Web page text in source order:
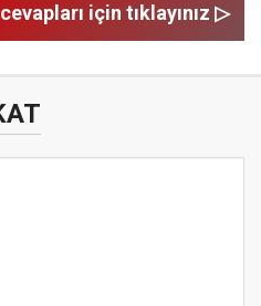
için tıklayınız ▷